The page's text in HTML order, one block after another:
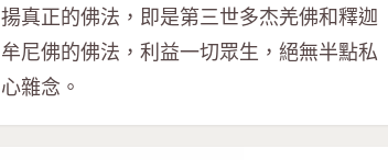
揚真正的佛法，即是第三世多杰羌佛和釋迦
牟尼佛的佛法，利益一切眾生，絕無半點私
心雜念。